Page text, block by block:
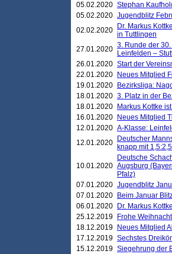
05.02.2020 Stephan
05.02.2020 Jugendblitz
02.02.2020
Dr. Markus
in Tuttlingen
27.01.2020 3. Runde der
Leinfelden –
26.01.2020 Start der
22.01.2020
Neues Mitglied
19.01.2020
Bezirksliga:
18.01.2020 3. Platz in der
18.01.2020
Markus Kottke
16.01.2020
Neues Mitglied
12.01.2020 A-Klasse:
12.01.2020
Deutscher
knapp mit
10.01.2020
Deutsche
Augsburg
Pfalz)
07.01.2020 Jugendblitz
07.01.2020
Beim Januar
06.01.2020
Dr. Markus
25.12.2019
Frohe
18.12.2019
Neues Mitglied
17.12.2019 Sechstes
15.12.2019 Siegehrung der